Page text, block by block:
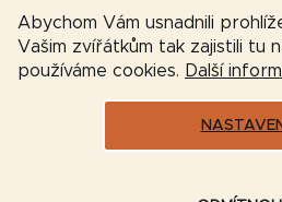
Abychom Vám usnadnili
Vašim zvířátkům tak zajistili tu
používáme cookies. Další
Vytvořil